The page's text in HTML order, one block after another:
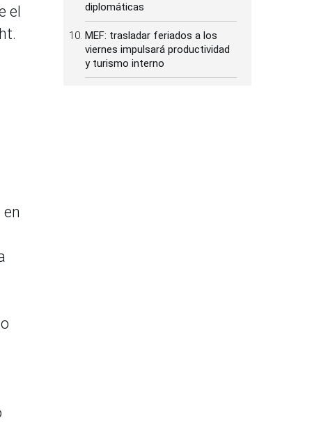
el
diplomáticas
MEF: trasladar feriados a los
viernes impulsará productividad
y turismo interno